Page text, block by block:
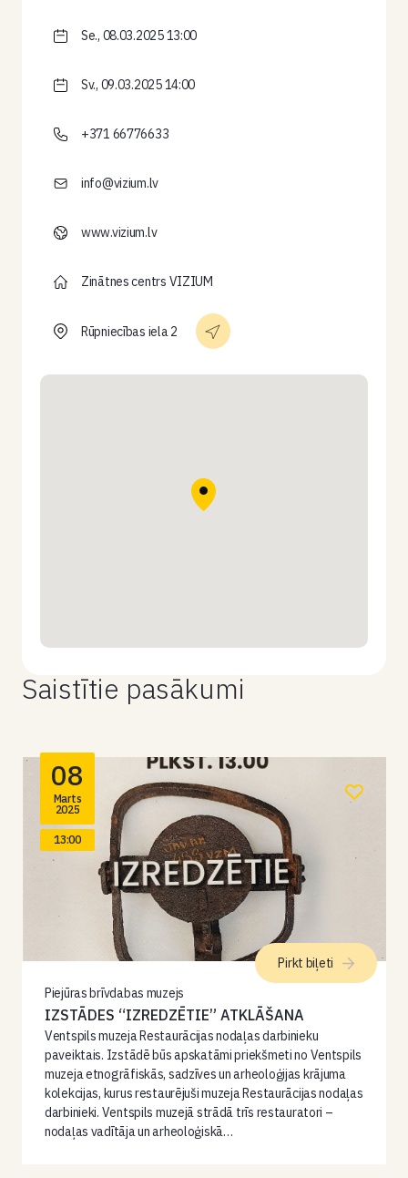
Se., 08.03.2025 13:00
Sv., 09.03.2025 14:00
+371 66776633
info@vizium.lv
www.vizium.lv
Zinātnes centrs VIZIUM
Rūpniecības iela 2
Saistītie pasākumi
08
Marts
2025
13:00
Piejūras brīvdabas muzejs
IZSTĀDES “IZREDZĒTIE” ATKLĀŠANA
Ventspils muzeja Restaurācijas nodaļas darbinieku
paveiktais. Izstādē būs apskatāmi priekšmeti no Ventspils
muzeja etnogrāfiskās, sadzīves un arheoloģijas krājuma
kolekcijas, kurus restaurējuši muzeja Restaurācijas nodaļas
darbinieki. Ventspils muzejā strādā trīs restauratori –
nodaļas vadītāja un arheoloģiskā…
Pirkt biļeti